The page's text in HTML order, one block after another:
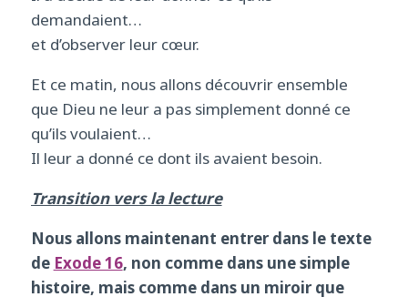
demandaient…
et d’observer leur cœur.
Et ce matin, nous allons découvrir ensemble
que Dieu ne leur a pas simplement donné ce
qu’ils voulaient…
Il leur a donné ce dont ils avaient besoin.
Transition vers la lecture
Nous allons maintenant entrer dans le texte
de Exode 16, non comme dans une simple
histoire, mais comme dans un miroir que